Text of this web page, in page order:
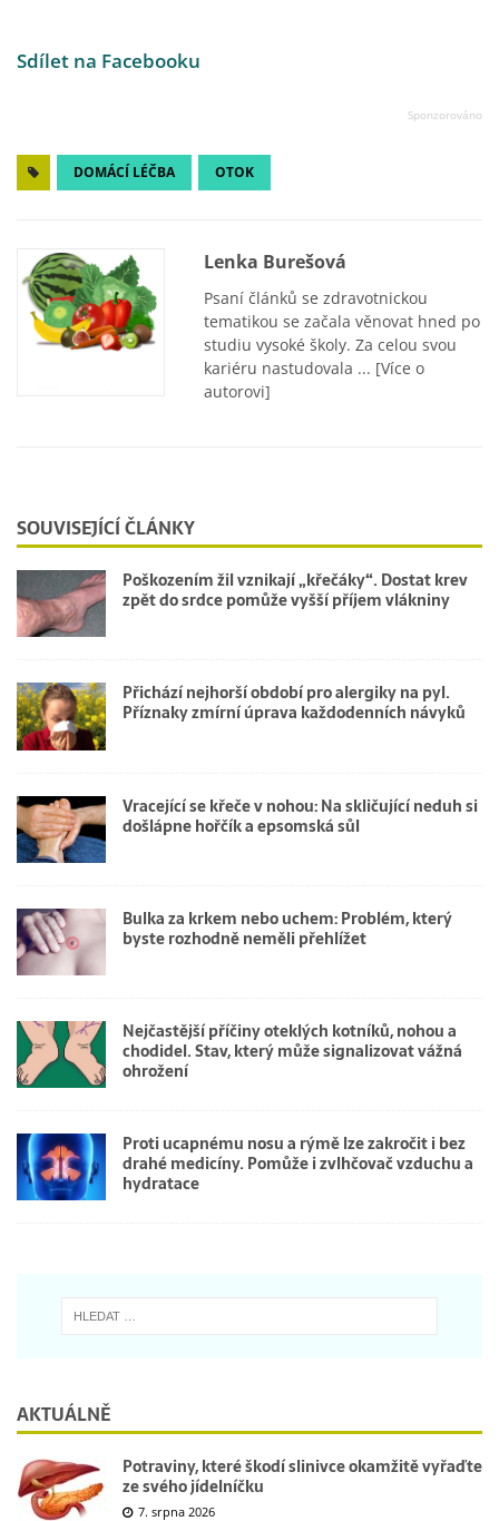
Sdílet na Facebooku
DOMÁCÍ LÉČBA OTOK
Lenka Burešová
Psaní článků se zdravotnickou
tematikou se začala věnovat hned po
studiu vysoké školy. Za celou svou
kariéru nastudovala ... [Více o
autorovi]
SOUVISEJÍCÍ ČLÁNKY
Poškozením žil vznikají „křečáky“. Dostat krev
zpět do srdce pomůže vyšší příjem vlákniny
Přichází nejhorší období pro alergiky na pyl.
Příznaky zmírní úprava každodenních návyků
Vracející se křeče v nohou: Na skličující neduh si
došlápne hořčík a epsomská sůl
Bulka za krkem nebo uchem: Problém, který
byste rozhodně neměli přehlížet
Nejčastější příčiny oteklých kotníků, nohou a
chodidel. Stav, který může signalizovat vážná
ohrožení
Proti ucapnému nosu a rýmě lze zakročit i bez
drahé medicíny. Pomůže i zvlhčovač vzduchu a
hydratace
AKTUÁLNĚ
Potraviny, které škodí slinivce okamžitě vyřaďte
ze svého jídelníčku
7. srpna 2026